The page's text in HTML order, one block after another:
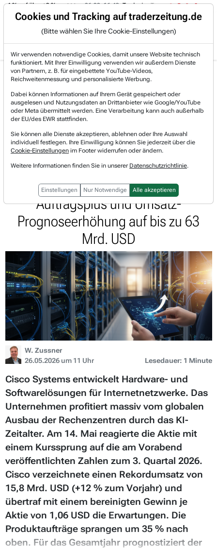
Trading-Room
% auf über +3 %. 06.08. 16:49 Trade des Tages 06.08.
Gratis Account Login
Jetzt registrieren und gratis Artikel lesen.
Bereits bei TraderFox registriert? Jetzt anmelden!
Home Lists & Rankings
Pivotal-Points
Pivotal-Point Nachverfolgung Cisco Systems (CSCO):...
Cisco Systems Watchlist
Pivotal-Point Nachverfolgung
Cisco Systems (CSCO): KI-
Infrastrukturboom sorgt für 35 %
Auftragsplus und Umsatz-
Prognoseerhöhung auf bis zu 63
Mrd. USD
W. Zussner
26.05.2026 um 11 Uhr
Lesedauer: 1 Minute
Cisco Systems entwickelt Hardware- und
Softwarelösungen für Internetnetzwerke. Das
Unternehmen profitiert massiv vom globalen
Ausbau der Rechenzentren durch das KI-
Zeitalter. Am 14. Mai reagierte die Aktie mit
einem Kurssprung auf die am Vorabend
veröffentlichten Zahlen zum 3. Quartal 2026.
Cisco verzeichnete einen Rekordumsatz von
15,8 Mrd. USD (+12 % zum Vorjahr) und
übertraf mit einem bereinigten Gewinn je
Aktie von 1,06 USD die Erwartungen. Die
Produktaufträge sprangen um 35 % nach
oben. Für das Gesamtjahr prognostiziert der
Cookies und Tracking auf traderzeitung.de
(Bitte wählen Sie Ihre Cookie-Einstellungen)
Wir verwenden notwendige Cookies, damit unsere Website technisch
funktioniert. Mit Ihrer Einwilligung verwenden wir außerdem Dienste
von Partnern, z. B. für eingebettete YouTube-Videos,
Reichweitenmessung und personalisierte Werbung.
Dabei können Informationen auf Ihrem Gerät gespeichert oder
ausgelesen und Nutzungsdaten an Drittanbieter wie Google/YouTube
oder Meta übermittelt werden. Eine Verarbeitung kann auch außerhalb
der EU/des EWR stattfinden.
Sie können alle Dienste akzeptieren, ablehnen oder Ihre Auswahl
individuell festlegen. Ihre Einwilligung können Sie jederzeit über die
Cookie-Einstellungen im Footer widerrufen oder ändern.
Weitere Informationen finden Sie in unserer Datenschutzrichtlinie.
Einstellungen Nur Notwendige Alle akzeptieren